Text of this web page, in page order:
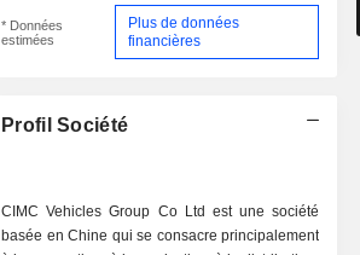
* Données
estimées
Plus de données
financières
Profil Société
CIMC Vehicles Group Co Ltd est une société
basée en Chine qui se consacre principalement